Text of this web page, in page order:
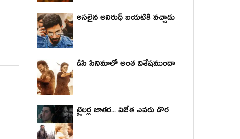
అసలైన అనిరుధ్ బయటికి వచ్చాడు
డిసి సినిమాలో అంత విశేషముందా
ట్రైలర్ల జాతర... విజేత ఎవరు దొర